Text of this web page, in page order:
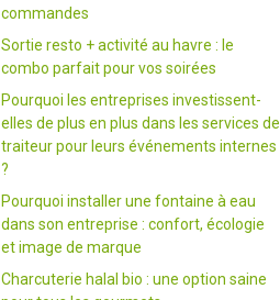
commandes
Sortie resto + activité au havre : le
combo parfait pour vos soirées
Pourquoi les entreprises investissent-
elles de plus en plus dans les services de
traiteur pour leurs événements internes
?
Pourquoi installer une fontaine à eau
dans son entreprise : confort, écologie
et image de marque
Charcuterie halal bio : une option saine